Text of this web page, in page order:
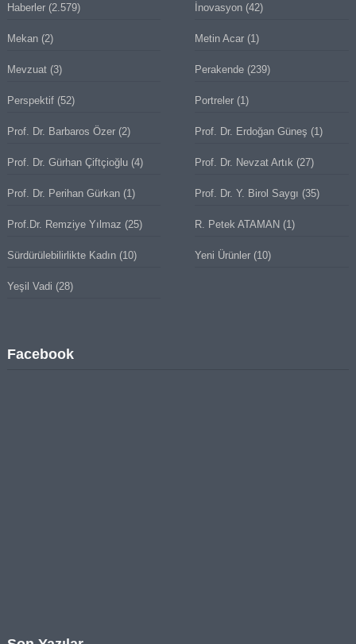
Haberler(2.579) İnovasyon (42)
Mekan(2) Metin Acar (1)
Mevzuat(3) Perakende (239)
Perspektif(52) Portreler (1)
Prof. Dr. Barbaros Özer(2) Prof. Dr. Erdoğan Güneş (1)
Prof. Dr. Gürhan Çiftçioğlu(4) Prof. Dr. Nevzat Artık (27)
Prof. Dr. Perihan Gürkan(1) Prof. Dr. Y. Birol Saygı (35)
Prof.Dr. Remziye Yılmaz (25) R. Petek ATAMAN (1)
Sürdürülebilirlikte Kadın(10) Yeni Ürünler (10)
Yeşil Vadi (28)
Facebook